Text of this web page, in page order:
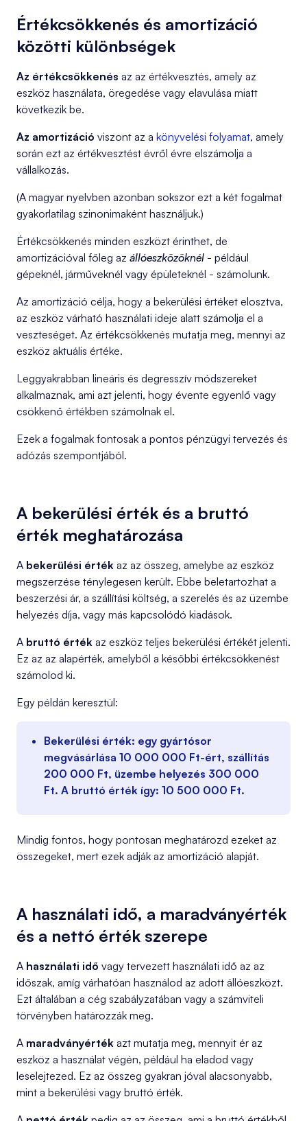
Értékcsökkenés és amortizáció
közötti különbségek
Az értékcsökkenés az az értékvesztés, amely az
eszköz használata, öregedése vagy elavulása miatt
következik be.
Az amortizáció viszont az a könyvelési folyamat, amely
során ezt az értékvesztést évről évre elszámolja a
vállalkozás.
(A magyar nyelvben azonban sokszor ezt a két fogalmat
gyakorlatilag szinonimaként használjuk.)
Értékcsökkenés minden eszközt érinthet, de
amortizációval főleg az állóeszközöknél - például
gépeknél, járműveknél vagy épületeknél - számolunk.
Az amortizáció célja, hogy a bekerülési értéket elosztva,
az eszköz várható használati ideje alatt számolja el a
veszteséget. Az értékcsökkenés mutatja meg, mennyi az
eszköz aktuális értéke.
Leggyakrabban lineáris és degresszív módszereket
alkalmaznak, ami azt jelenti, hogy évente egyenlő vagy
csökkenő értékben számolnak el.
Ezek a fogalmak fontosak a pontos pénzügyi tervezés és
adózás szempontjából.
A bekerülési érték és a bruttó
érték meghatározása
A bekerülési érték az az összeg, amelybe az eszköz
megszerzése ténylegesen került. Ebbe beletartozhat a
beszerzési ár, a szállítási költség, a szerelés és az üzembe
helyezés díja, vagy más kapcsolódó kiadások.
A bruttó érték az eszköz teljes bekerülési értékét jelenti.
Ez az az alapérték, amelyből a későbbi értékcsökkenést
számolod ki.
Egy példán keresztül:
Bekerülési érték: egy gyártósor
megvásárlása 10 000 000 Ft-ért, szállítás
200 000 Ft, üzembe helyezés 300 000
Ft. A bruttó érték így: 10 500 000 Ft.
Mindig fontos, hogy pontosan meghatározd ezeket az
összegeket, mert ezek adják az amortizáció alapját.
A használati idő, a maradványérték
és a nettó érték szerepe
A használati idő vagy tervezett használati idő az az
időszak, amíg várhatóan használod az adott állóeszközt.
Ezt általában a cég szabályzatában vagy a számviteli
törvényben határozzák meg.
A maradványérték azt mutatja meg, mennyit ér az
eszköz a használat végén, például ha eladod vagy
leselejtezed. Ez az összeg gyakran jóval alacsonyabb,
mint a bekerülési vagy bruttó érték.